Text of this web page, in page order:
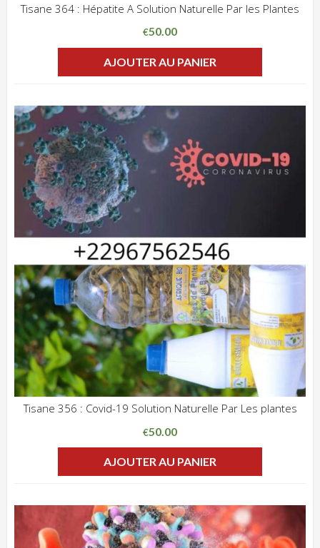
Tisane 364 : Hépatite A Solution Naturelle Par les Plantes
€50.00
AJOUTER AU PANIER
Tisane 356 : Covid-19 Solution Naturelle Par Les plantes
€50.00
AJOUTER AU PANIER